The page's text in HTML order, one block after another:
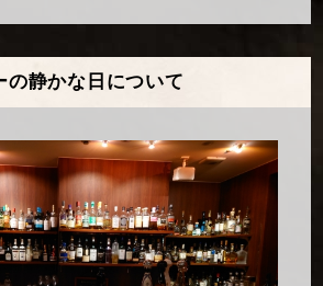
の静かな日について